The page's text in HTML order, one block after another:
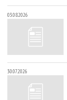
03.08.2026
30.07.2026